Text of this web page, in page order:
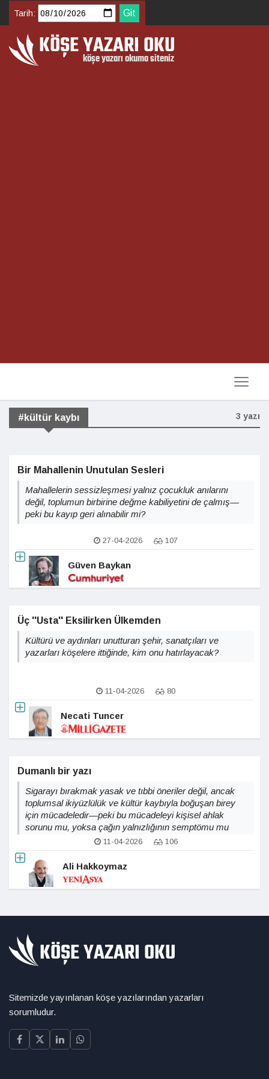
Tarih:
#kültür kaybı 3 yazı
Bir Mahallenin Unutulan Sesleri
Mahallelerin sessizleşmesi yalnız çocukluk anılarını
değil, toplumun birbirine değme kabiliyetini de çalmış—
peki bu kayıp geri alınabilir mi?
27-04-2026 107
Güven Baykan
Üç ''Usta'' Eksilirken Ülkemden
Kültürü ve aydınları unutturan şehir, sanatçıları ve
yazarları köşelere ittiğinde, kim onu hatırlayacak?
11-04-2026 80
Necati Tuncer
Dumanlı bir yazı
Sigarayı bırakmak yasak ve tıbbi öneriler değil, ancak
toplumsal ikiyüzlülük ve kültür kaybıyla boğuşan birey
için mücadeledir—peki bu mücadeleyi kişisel ahlak
sorunu mu, yoksa çağın yalnızlığının semptömu mu
olarak okumalıyız?11-04-2026 106
Ali Hakkoymaz
Sitemizde yayınlanan köşe yazılarından yazarları
sorumludur.